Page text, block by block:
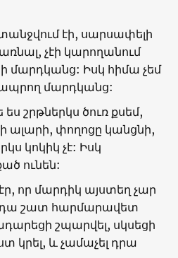
էի, սարսափելի
չէի կարողանում
Իսկ հիմա չեմ
մարդկանց:
շրթներկս ծուռ քսեմ,
ալարի, փողոցը կանցնի,
կոկիկ չէ: Իսկ
ունեն:
որ մարդիկ այստեղ չար
դա շատ հարմարավետ
շպարվել, սկսեցի
կրել, և չամաչել դրա